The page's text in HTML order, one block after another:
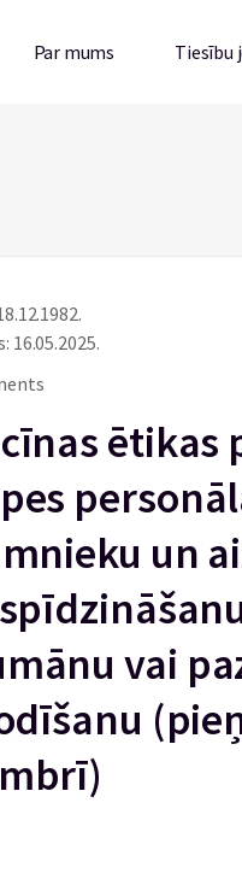
Par mums Tiesību
16.05.2025.
ētikas
un
vai